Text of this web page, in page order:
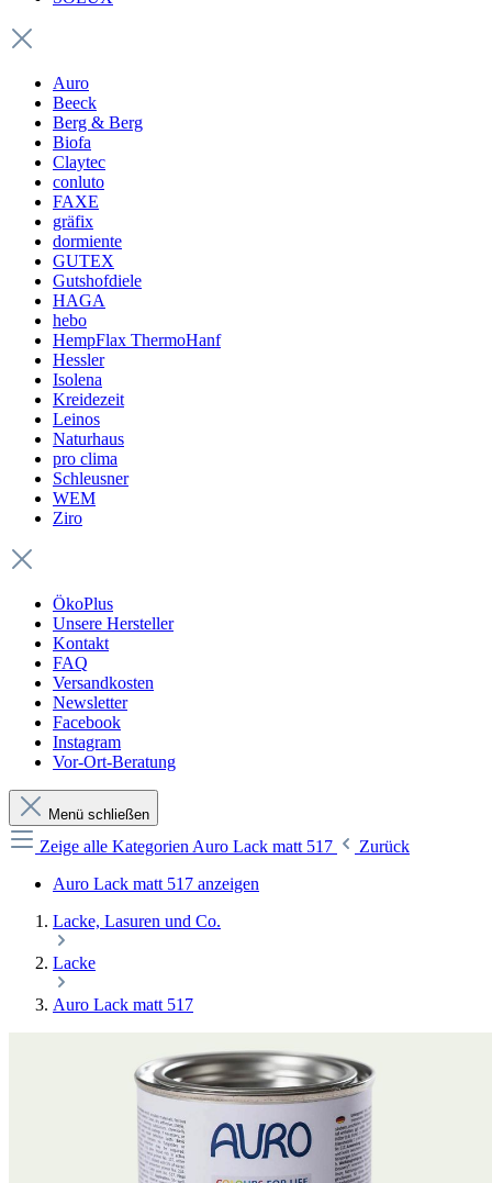
Auro
Beeck
Berg & Berg
Biofa
Claytec
conluto
FAXE
gräfix
dormiente
GUTEX
Gutshofdiele
HAGA
hebo
HempFlax ThermoHanf
Hessler
Isolena
Kreidezeit
Leinos
Naturhaus
pro clima
Schleusner
WEM
Ziro
ÖkoPlus
Unsere Hersteller
Kontakt
FAQ
Versandkosten
Newsletter
Facebook
Instagram
Vor-Ort-Beratung
Menü schließen
Zeige alle Kategorien Auro Lack matt 517
Zurück
Auro Lack matt 517 anzeigen
Lacke, Lasuren und Co.
Lacke
Auro Lack matt 517